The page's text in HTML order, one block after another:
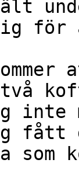
inte
fått
som